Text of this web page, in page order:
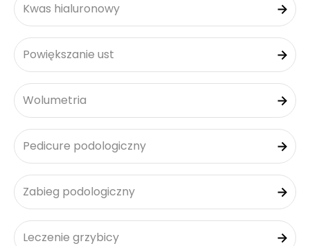
Kwas hialuronowy
Powiększanie ust
Wolumetria
Pedicure podologiczny
Zabieg podologiczny
Leczenie grzybicy